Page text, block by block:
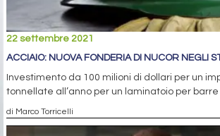
22 settembre 2021
ACCIAIO: NUOVA FONDERIA DI NUCOR NEGLI
Investimento da 100 milioni di dollari per un
tonnellate all’anno per un laminatoio per barre
di Marco Torricelli